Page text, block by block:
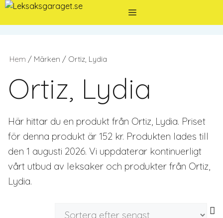
Hoppa
till
Meny
Hem / Märken / Ortiz, Lydia
Ortiz, Lydia
Här hittar du en produkt från Ortiz, Lydia. Priset
för denna produkt är 152 kr. Produkten lades till
den 1 augusti 2026. Vi uppdaterar kontinuerligt
vårt utbud av leksaker och produkter från Ortiz,
Lydia.